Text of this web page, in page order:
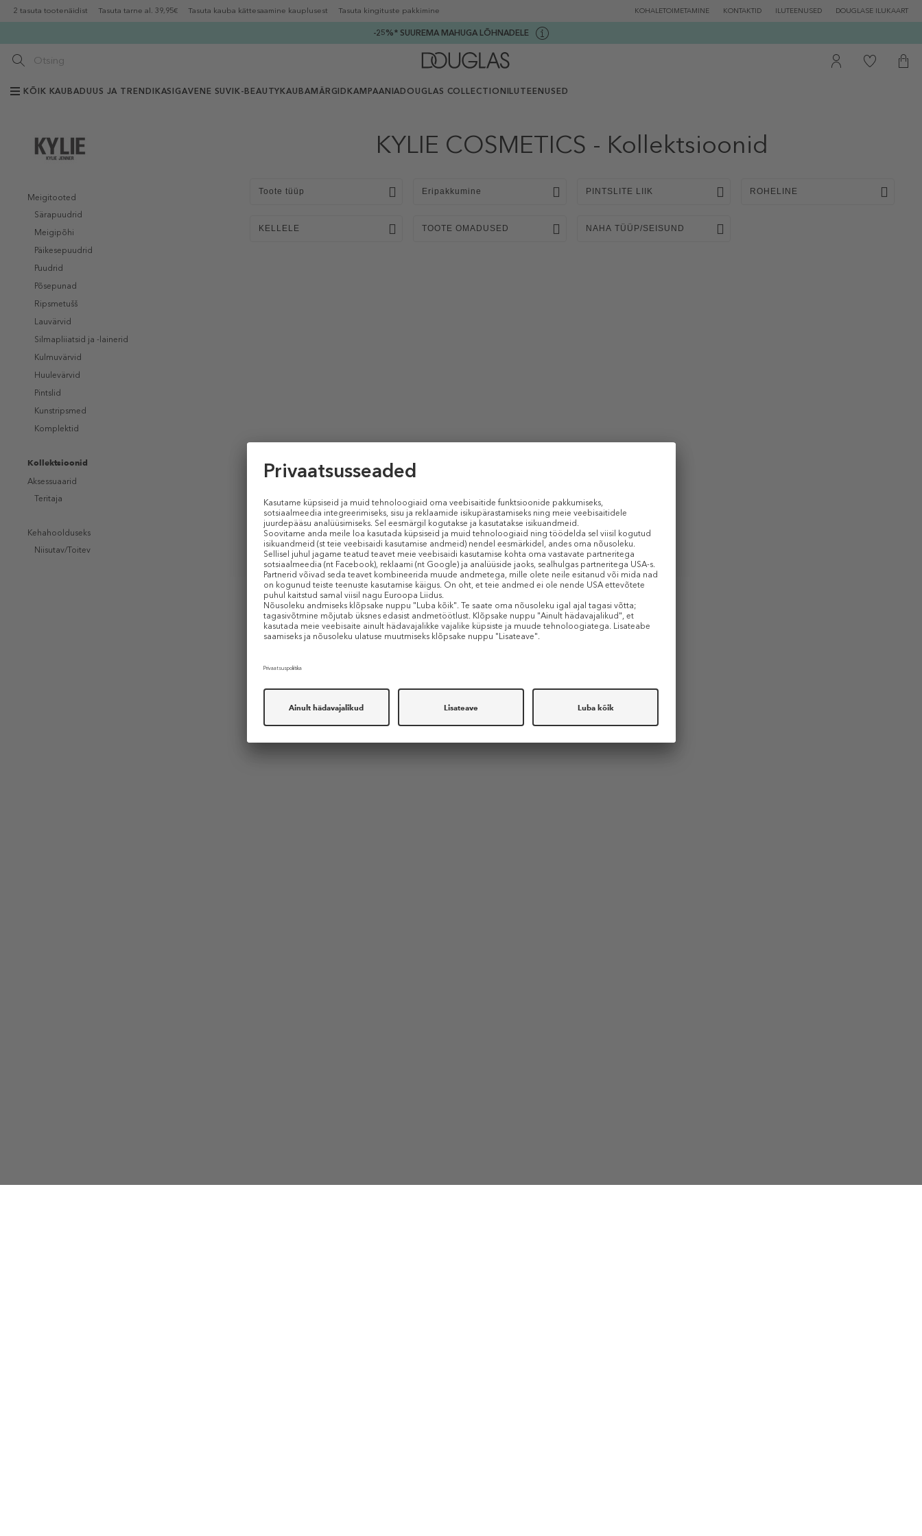
2 tasuta tootenäidist Tasuta tarne al. 39,95€ Tasuta kauba kättesaamine kauplusest Tasuta kingituste pakkimine KOHALETOIMETAMINE KONTAKTID ILUTEENUSED DOUGLASE ILUKAART
-25%* SUUREMA MAHUGA LÕHNADELE
KÕIK KAUBADUUS JA TRENDIKAS IGAVENE SUVI K-BEAUTY KAUBAMÄRGID KAMPAANIADOUGLAS COLLECTION ILUTEENUSED
Meigitooted
Särapuudrid
Meigipõhi
Päikesepuudrid
Puudrid
Põsepunad
Ripsmetušš
Lauvärvid
Silmapliiatsid ja -lainerid
Kulmuvärvid
Huulevärvid
Pintslid
Kunstripsmed
Komplektid
Kollektsioonid
Aksessuaarid
Teritaja
Kehahoolduseks
Niisutav/Toitev
KYLIE COSMETICS - Kollektsioonid
Toote tüüp Eripakkumine PINTSLITE LIIK ROHELINE
KELLELE TOOTE OMADUSED NAHA TÜÜP/SEISUND